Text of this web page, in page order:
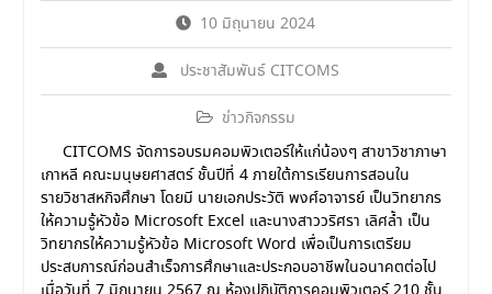
10 มิถุนายน 2024
ประชาสัมพันธ์ CITCOMS
ข่าวกิจกรรม
CITCOMS จัดการอบรมคอมพิวเตอร์ให้แก่น้องๆ สาขาวิชาภาษา
เกาหลี คณะมนุษยศาสตร์ ชั้นปีที่ 4 ภายใต้การเรียนการสอนใน
รายวิชาสหกิจศึกษา โดยมี นายเอกประวัติ พงศ์อาจารย์ เป็นวิทยากร
ให้ความรู้หัวข้อ Microsoft Excel และนางสาววริศรา เลิศล้ำ เป็น
วิทยากรให้ความรู้หัวข้อ Microsoft Word เพื่อเป็นการเตรียม
ประสบการณ์ก่อนสำเร็จการศึกษาและประกอบอาชีพในอนาคตต่อไป